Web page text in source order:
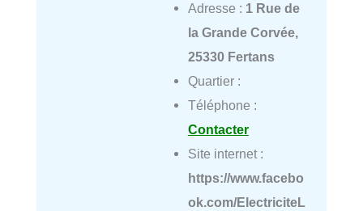
Adresse : 1 Rue de
la Grande Corvée,
25330 Fertans
Quartier :
Téléphone :
Contacter
Site internet :
https://www.facebo
ok.com/ElectriciteL